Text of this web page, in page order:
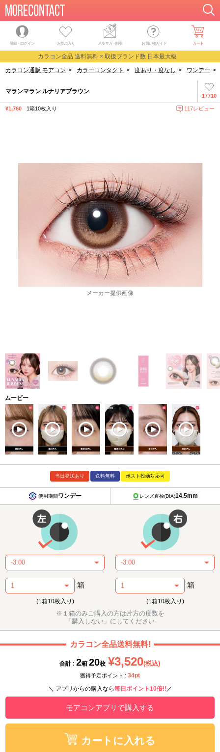
登録・ログイン お気に入り メルマガ・割引 お買い物ガイド カート
カラコン全品 送料無料 × 取扱ブランド数 日本最大級
カラコン通販 モアコン > カラーコンタクト > 度あり・度なし > ワンデー >
17710
マランマラン ルナリアブラウン
¥1,760 1箱10枚入り 117レビュー
ムービー
当日発送あり 送料無料 ポスト投函対応可
使用期間ワンデー レンズ直径(DIA)14.5mm
箱
(1箱10枚入り)
箱
(1箱10枚入り)
※１箱のみご購入の方は片方の度数を
「購入しない」にしてください
カラコン全品送料無料!
合計 : 2箱 20枚 ¥3,520(税込)
獲得予定ポイント : 34pt
＼ アプリからの購入なら毎日ポイント10倍!! ／
モアコンアプリで購入する
カートに入れる